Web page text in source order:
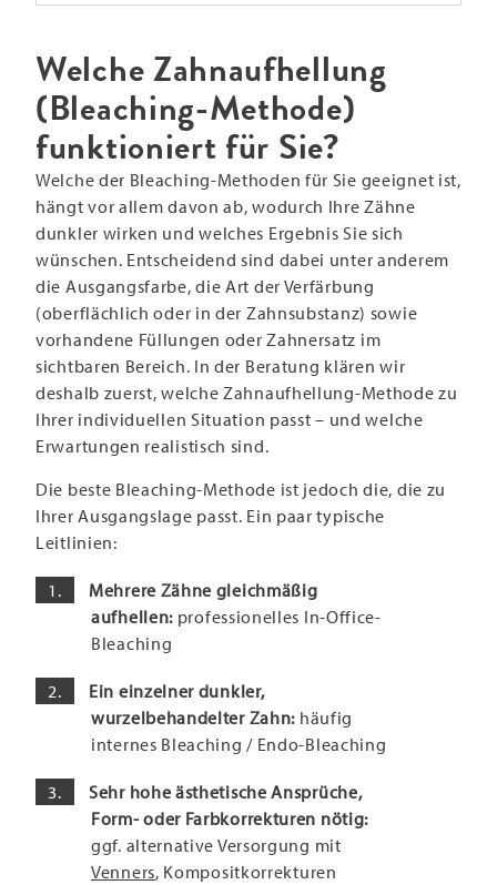
Welche Zahnaufhellung
(Bleaching-Methode)
funktioniert für Sie?
Welche der Bleaching-Methoden für Sie geeignet ist,
hängt vor allem davon ab, wodurch Ihre Zähne
dunkler wirken und welches Ergebnis Sie sich
wünschen. Entscheidend sind dabei unter anderem
die Ausgangsfarbe, die Art der Verfärbung
(oberflächlich oder in der Zahnsubstanz) sowie
vorhandene Füllungen oder Zahnersatz im
sichtbaren Bereich. In der Beratung klären wir
deshalb zuerst, welche Zahnaufhellung-Methode zu
Ihrer individuellen Situation passt – und welche
Erwartungen realistisch sind.
Die beste Bleaching-Methode ist jedoch die, die zu
Ihrer Ausgangslage passt. Ein paar typische
Leitlinien:
Mehrere Zähne gleichmäßig
aufhellen: professionelles In-Office-
Bleaching
Ein einzelner dunkler,
wurzelbehandelter Zahn: häufig
internes Bleaching / Endo-Bleaching
Sehr hohe ästhetische Ansprüche,
Form- oder Farbkorrekturen nötig:
ggf. alternative Versorgung mit
Venners, Kompositkorrekturen